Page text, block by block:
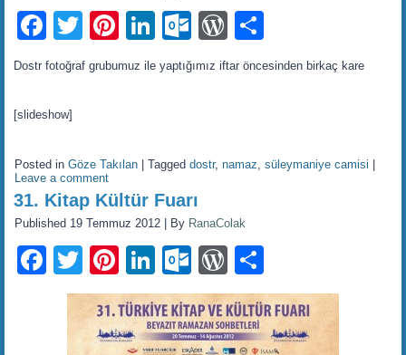
Facebook
TwitterPinterest
LinkedIn
Outlook.com
WordPress
Dostr fotoğraf grubumuz ile yaptığımız iftar öncesinden birkaç kare
[slideshow]
Posted in Göze Takılan |Tagged dostr,namaz,süleymaniye camisi
Leave a comment
31. Kitap Kültür Fuarı
Published 19 Temmuz 2012 By RanaColak
Facebook
TwitterPinterest
LinkedIn
Outlook.com
WordPress